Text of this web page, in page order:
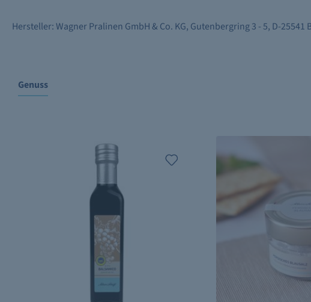
Hersteller: Wagner Pralinen GmbH & Co. KG, Gutenbergring 3 - 5, D-
Genuss